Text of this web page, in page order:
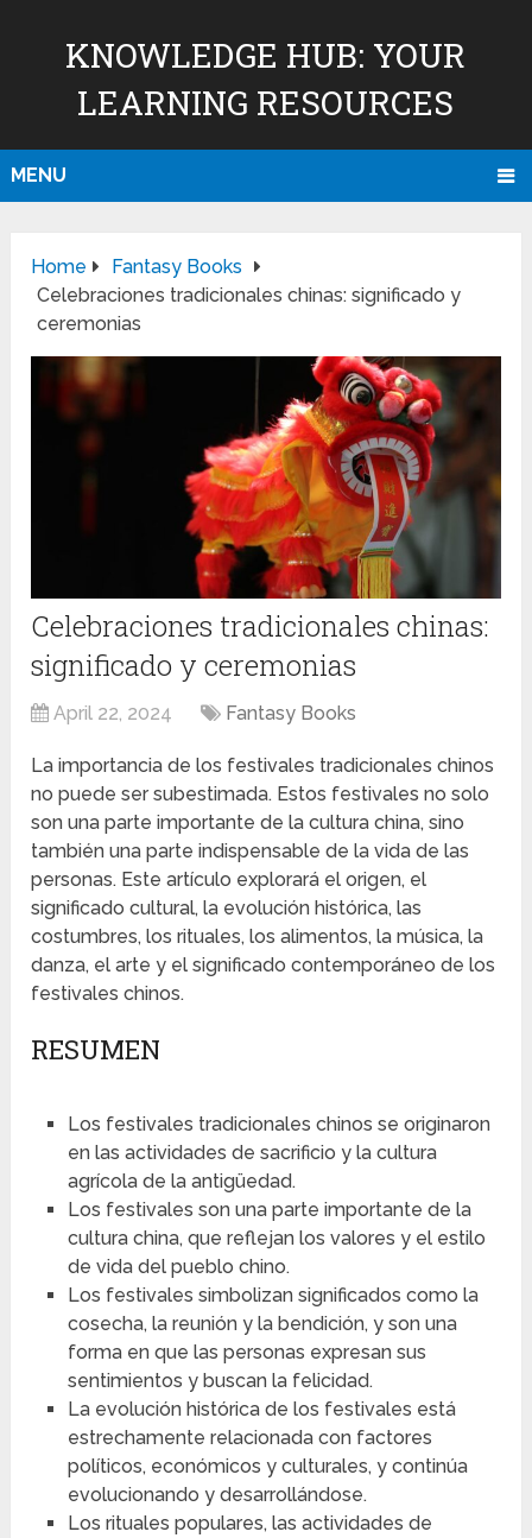
KNOWLEDGE HUB: YOUR
LEARNING RESOURCES
MENU
Home
Fantasy Books
Celebraciones tradicionales chinas: significado y
ceremonias
Celebraciones tradicionales chinas:
significado y ceremonias
April 22, 2024 Fantasy Books
La importancia de los festivales tradicionales chinos
no puede ser subestimada. Estos festivales no solo
son una parte importante de la cultura china, sino
también una parte indispensable de la vida de las
personas. Este artículo explorará el origen, el
significado cultural, la evolución histórica, las
costumbres, los rituales, los alimentos, la música, la
danza, el arte y el significado contemporáneo de los
festivales chinos.
RESUMEN
Los festivales tradicionales chinos se originaron
en las actividades de sacrificio y la cultura
agrícola de la antigüedad.
Los festivales son una parte importante de la
cultura china, que reflejan los valores y el estilo
de vida del pueblo chino.
Los festivales simbolizan significados como la
cosecha, la reunión y la bendición, y son una
forma en que las personas expresan sus
sentimientos y buscan la felicidad.
La evolución histórica de los festivales está
estrechamente relacionada con factores
políticos, económicos y culturales, y continúa
evolucionando y desarrollándose.
Los rituales populares, las actividades de